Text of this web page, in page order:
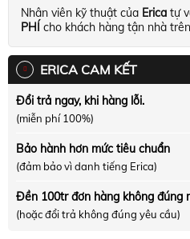
Nhân viên kỹ thuật của Erica tự
PHÍ cho khách hàng tận nhà trên
ERICA CAM KẾT
Đổi trả ngay, khi hàng lỗi.
(miễn phí 100%)
Bảo hành hơn mức tiêu chuẩn
(đảm bảo vì danh tiếng Erica)
Đền 100tr đơn hàng không đúng
(hoặc đổi trả không đúng yêu cầu)